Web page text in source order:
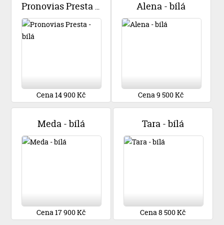
Pronovias Presta - bílá
Cena 14 900 Kč
Alena - bílá
Cena 9 500 Kč
Meda - bílá
Cena 17 900 Kč
Tara - bílá
Cena 8 500 Kč